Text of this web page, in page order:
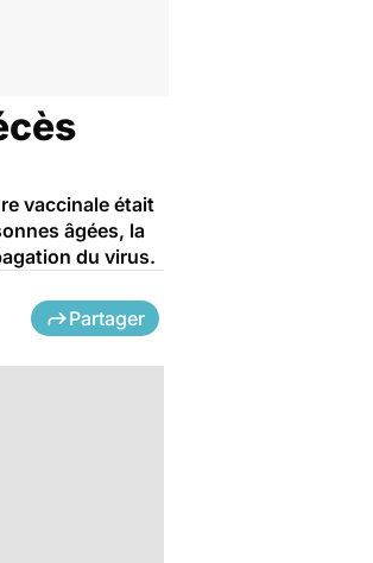
vaccinale était
âgées, la
du virus.
Partager